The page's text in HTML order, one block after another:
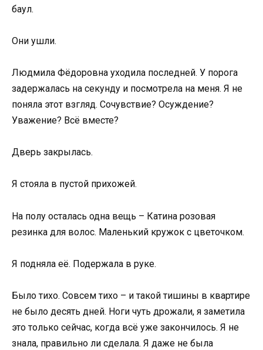
баул.
Они ушли.
Людмила Фёдоровна уходила последней. У порога
задержалась на секунду и посмотрела на меня. Я не
поняла этот взгляд. Сочувствие? Осуждение?
Уважение? Всё вместе?
Дверь закрылась.
Я стояла в пустой прихожей.
На полу осталась одна вещь – Катина розовая
резинка для волос. Маленький кружок с цветочком.
Я подняла её. Подержала в руке.
Было тихо. Совсем тихо – и такой тишины в квартире
не было десять дней. Ноги чуть дрожали, я заметила
это только сейчас, когда всё уже закончилось. Я не
знала, правильно ли сделала. Я даже не была